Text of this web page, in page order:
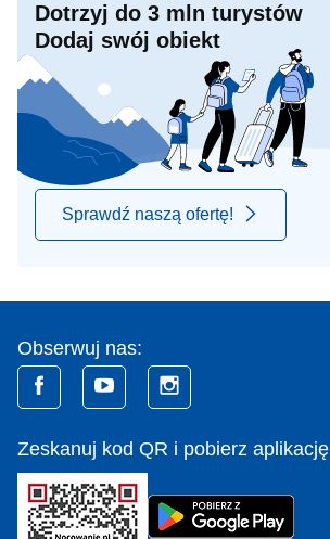
Dotrzyj do 3 mln turystów
Dodaj swój obiekt
Sprawdź naszą ofertę!
Obserwuj nas:
Zeskanuj kod QR i pobierz aplikację